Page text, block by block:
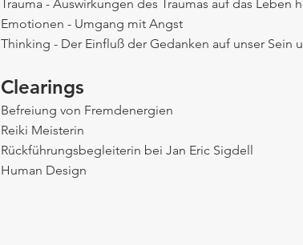
Trauma - Auswirkungen des Traumas auf das Leben
Emotionen - Umgang mit Angst
Thinking - Der Einfluß der Gedanken auf unser Sein
Clearings
Befreiung von Fremdenergien
Reiki Meisterin
Rückführungsbegleiterin bei Jan Eric Sigdell
Human Design